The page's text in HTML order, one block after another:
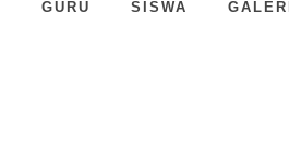
GURU SISWA